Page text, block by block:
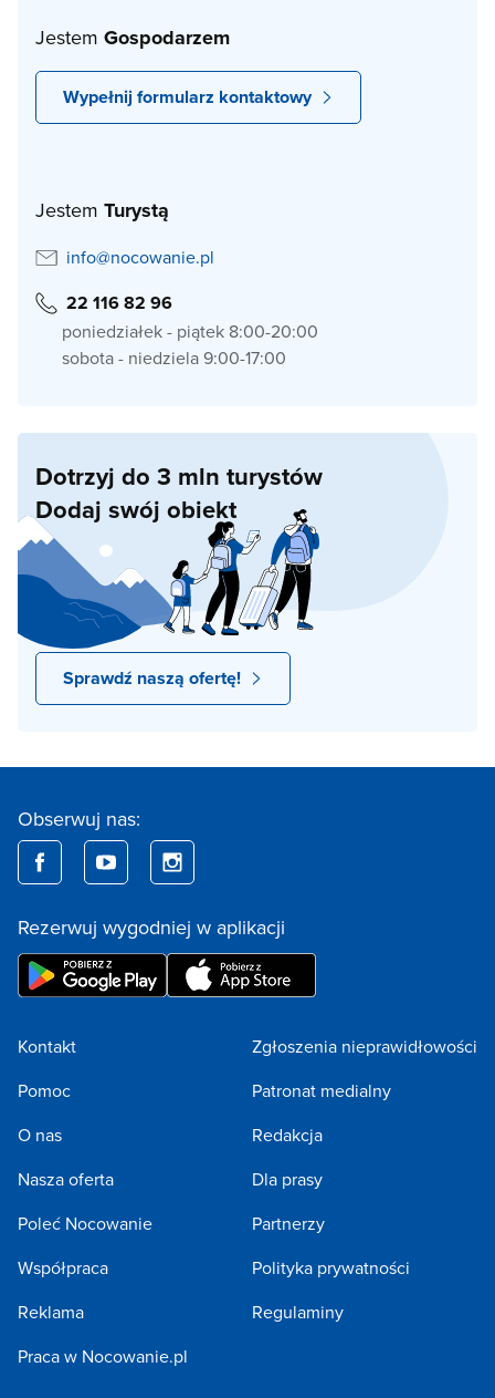
Jestem Gospodarzem
Wypełnij formularz kontaktowy
Jestem Turystą
info@nocowanie.pl
22 116 82 96
poniedziałek - piątek 8:00-20:00
sobota - niedziela 9:00-17:00
Dotrzyj do 3 mln turystów
Dodaj swój obiekt
Sprawdź naszą ofertę!
Obserwuj nas:
Rezerwuj wygodniej w aplikacji
Kontakt
Pomoc
O nas
Nasza oferta
Poleć Nocowanie
Współpraca
Reklama
Praca w Nocowanie.pl
Zgłoszenia nieprawidłowości
Patronat medialny
Redakcja
Dla prasy
Partnerzy
Polityka prywatności
Regulaminy